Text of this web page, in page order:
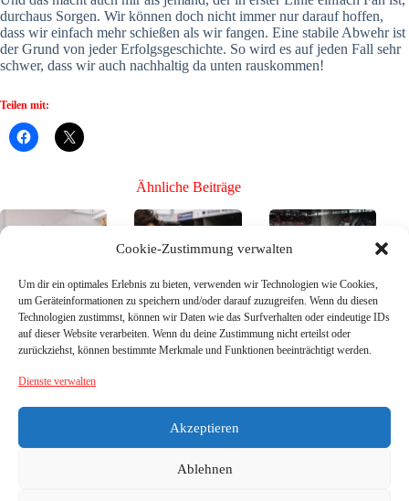
Cookie-Zustimmung verwalten
Um dir ein optimales Erlebnis zu bieten, verwenden wir Technologien wie Cookies,
um Geräteinformationen zu speichern und/oder darauf zuzugreifen. Wenn du diesen
Technologien zustimmst, können wir Daten wie das Surfverhalten oder eindeutige IDs
auf dieser Website verarbeiten. Wenn du deine Zustimmung nicht erteilst oder
zurückziehst, können bestimmte Merkmale und Funktionen beeinträchtigt werden.
Dienste verwalten
Akzeptieren
Ablehnen
durchaus Sorgen. Wir können doch nicht immer nur darauf hoffen,
dass wir einfach mehr schießen als wir fangen. Eine stabile Abwehr ist
der Grund von jeder Erfolgsgeschichte. So wird es auf jeden Fall sehr
schwer, dass wir auch nachhaltig da unten rauskommen!
Teilen mit:
Ähnliche Beiträge
Bühne frei für die
Neuen, Teil 3 –
die Neuzugänge
26/27
26. Juli
Bühne frei für die
Neuen, Teil 2 –
die Neuzugänge
21. Juni
2026
Bühne frei für die
Neuen, Teil 1 –
die Neuzugänge
16. Juni